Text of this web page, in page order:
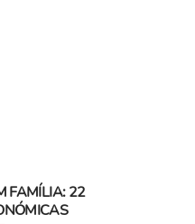
FAMÍLIA: 22